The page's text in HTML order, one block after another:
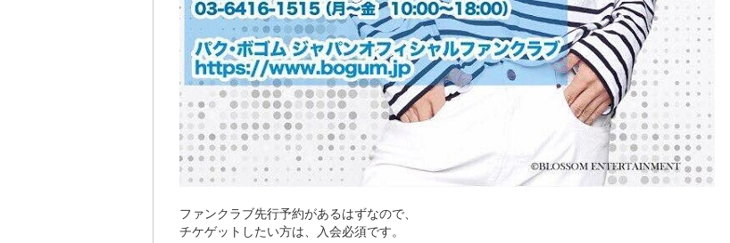
ファンクラブ先行予約があるはずなので、
チケゲットしたい方は、入会必須です。